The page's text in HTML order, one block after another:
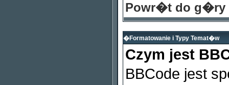
Powr�t do g�ry
�Formatowanie i Typy Temat�w
Czym jest
BBCode jest